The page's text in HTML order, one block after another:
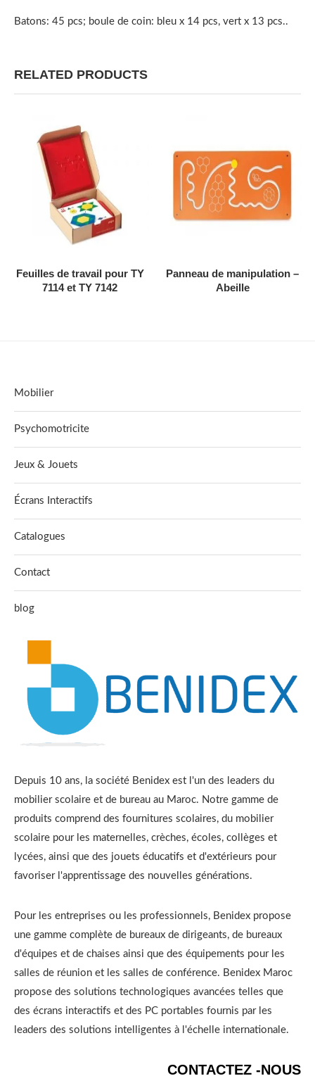
Batons: 45 pcs; boule de coin: bleu x 14 pcs, vert x 13 pcs..
RELATED PRODUCTS
AJOUTER AU DEVIS
Feuilles de travail pour TY
7114 et TY 7142
AJOUTER AU DEVIS
Panneau de manipulation –
Abeille
Mobilier
Psychomotricite
Jeux & Jouets
Écrans Interactifs
Catalogues
Contact
blog
Depuis 10 ans, la société Benidex est l'un des leaders du
mobilier scolaire et de bureau au Maroc. Notre gamme de
produits comprend des fournitures scolaires, du mobilier
scolaire pour les maternelles, crèches, écoles, collèges et
lycées, ainsi que des jouets éducatifs et d'extérieurs pour
favoriser l'apprentissage des nouvelles générations.
Pour les entreprises ou les professionnels, Benidex propose
une gamme complète de bureaux de dirigeants, de bureaux
d'équipes et de chaises ainsi que des équipements pour les
salles de réunion et les salles de conférence. Benidex Maroc
propose des solutions technologiques avancées telles que
des écrans interactifs et des PC portables fournis par les
leaders des solutions intelligentes à l'échelle internationale.
CONTACTEZ -NOUS